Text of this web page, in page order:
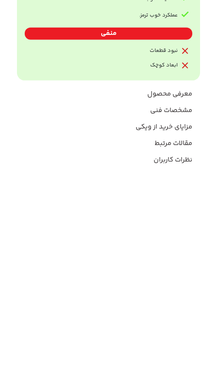
عملکرد خوب ترمز.
منفی
نبود قطعات
ابعاد کوچک‌
معرفی محصول
مشخصات فنی
مزایای خرید از ویکی
مقالات مرتبط
نظرات کاربران